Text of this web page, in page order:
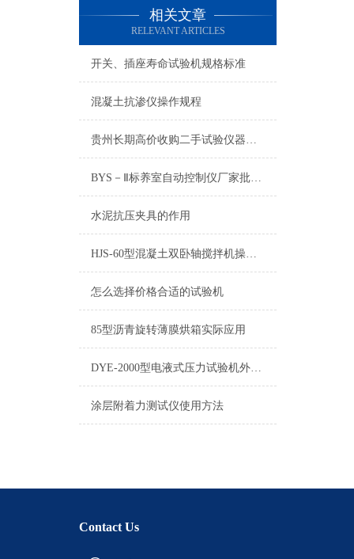
相关文章
RELEVANT ARTICLES
开关、插座寿命试验机规格标准
混凝土抗渗仪操作规程
贵州长期高价收购二手试验仪器进口检测仪器
BYS－Ⅱ标养室自动控制仪厂家批发价格
水泥抗压夹具的作用
HJS-60型混凝土双卧轴搅拌机操作介绍
怎么选择价格合适的试验机
85型沥青旋转薄膜烘箱实际应用
DYE-2000型电液式压力试验机外形尺寸长*宽*高
涂层附着力测试仪使用方法
Contact Us